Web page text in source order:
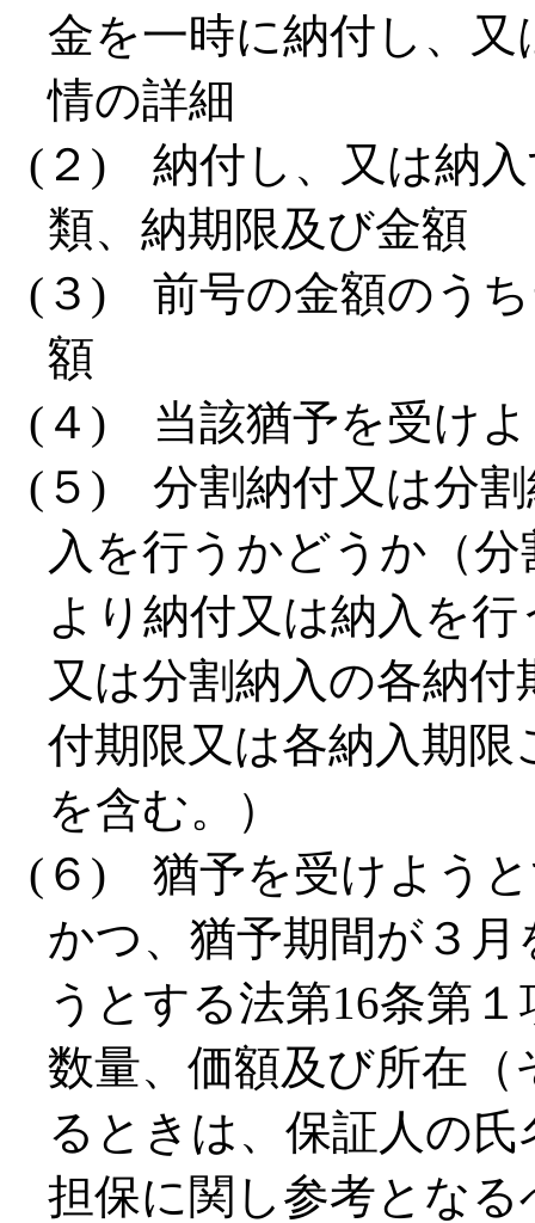
金を一時に納付し、
情の詳細
(２) 納付し、又は納入
類、納期限及び金額
(３) 前号の金額のうち
額
(４) 当該猶予を受けよ
(５) 分割納付又は分割
入を行うかどうか（
より納付又は納入を
又は分割納入の各納
付期限又は各納入期
を含む。）
(６) 猶予を受けようと
かつ、猶予期間が３
うとする法第16条第
数量、価額及び所在
るときは、保証人の
担保に関し参考とな